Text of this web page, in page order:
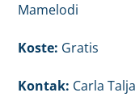
Mamelodi
Koste: Gratis
Kontak: Carla